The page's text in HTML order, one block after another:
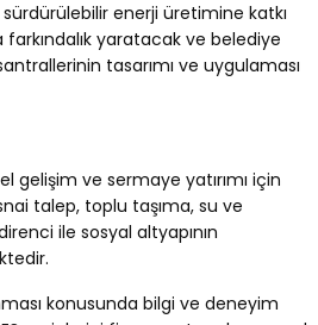
sürdürülebilir enerji üretimine katkı
yaratacak ve belediye
tasarımı ve uygulaması
gelişim ve sermaye yatırımı için
talep, toplu taşıma, su ve
ile sosyal altyapının
konusunda bilgi ve deneyim